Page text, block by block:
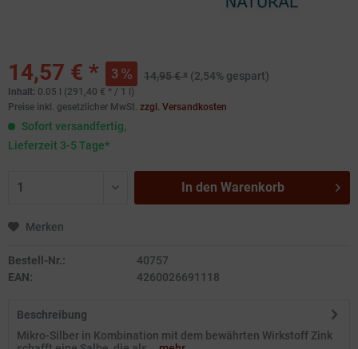
14,57 € * 3 14,95 € * (2,54% gespart)
Inhalt: 0.05 l (291,40 € * / 1 l)
Preise inkl. gesetzlicher MwSt. zzgl. Versandkosten
Sofort versandfertig,
Lieferzeit 3-5 Tage*
In den Warenkorb
Merken
Bestell-Nr.:
40757
EAN:
4260026691118
Beschreibung
Mikro-Silber in Kombination mit dem bewährten Wirkstoff Zink